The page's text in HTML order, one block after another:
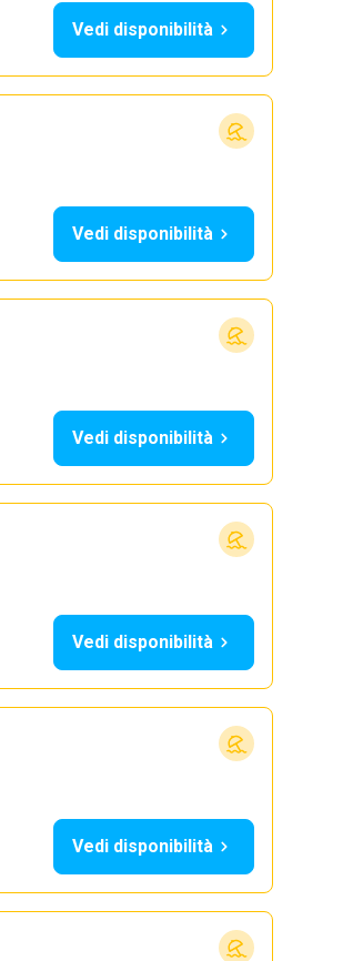
Vedi disponibilità
Vedi disponibilità
Vedi disponibilità
Vedi disponibilità
Vedi disponibilità